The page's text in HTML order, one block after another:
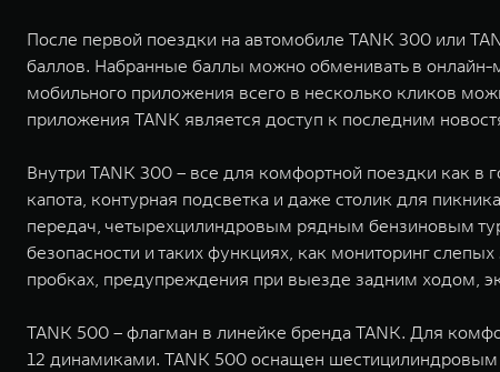
После первой поездки на автомобиле TANK 300 или
баллов. Набранные баллы можно обменивать в
мобильного приложения всего в несколько кликов
приложения TANK является доступ к последним
Внутри TANK 300 – все для комфортной поездки как в
капота, контурная подсветка и даже столик для
передач, четырехцилиндровым рядным бензиновым
безопасности и таких функциях, как мониторинг
пробках, предупреждения при выезде задним ходом,
TANK 500 – флагман в линейке бренда TANK. Для
12 динамиками. TANK 500 оснащен